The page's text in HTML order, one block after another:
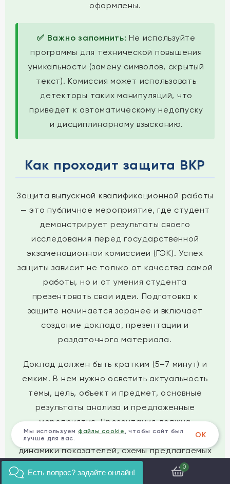
оформлены.
✅ Важно запомнить: Не используйте
программы для технической повышения
уникальности (замену символов, скрытый
текст). Комиссия может использовать
детекторы таких манипуляций, что
приведет к автоматическому недопуску
и дисциплинарному взысканию.
Как проходит защита ВКР
Защита выпускной квалификационной работы
— это публичное мероприятие, где студент
демонстрирует результаты своего
исследования перед государственной
экзаменационной комиссией (ГЭК). Успех
защиты зависит не только от качества самой
работы, но и от умения студента
презентовать свои идеи. Подготовка к
защите начинается заранее и включает
создание доклада, презентации и
раздаточного материала.
Доклад должен быть кратким (5–7 минут) и
емким. В нем нужно осветить актуальность
темы, цель, объект и предмет, основные
результаты анализа и предложенные
мероприятия. Презентация должна
визуализировать ключевые моменты: графики
динамики показателей, схемы предлагаемых
решений, таблицу с расчетом экономической
эффективности. Важно, чтобы слайды были
0
Мы используем файлы cookie , чтобы сайт был
лучше для вас.
ОК
Есть вопрос? задайте онлайн!